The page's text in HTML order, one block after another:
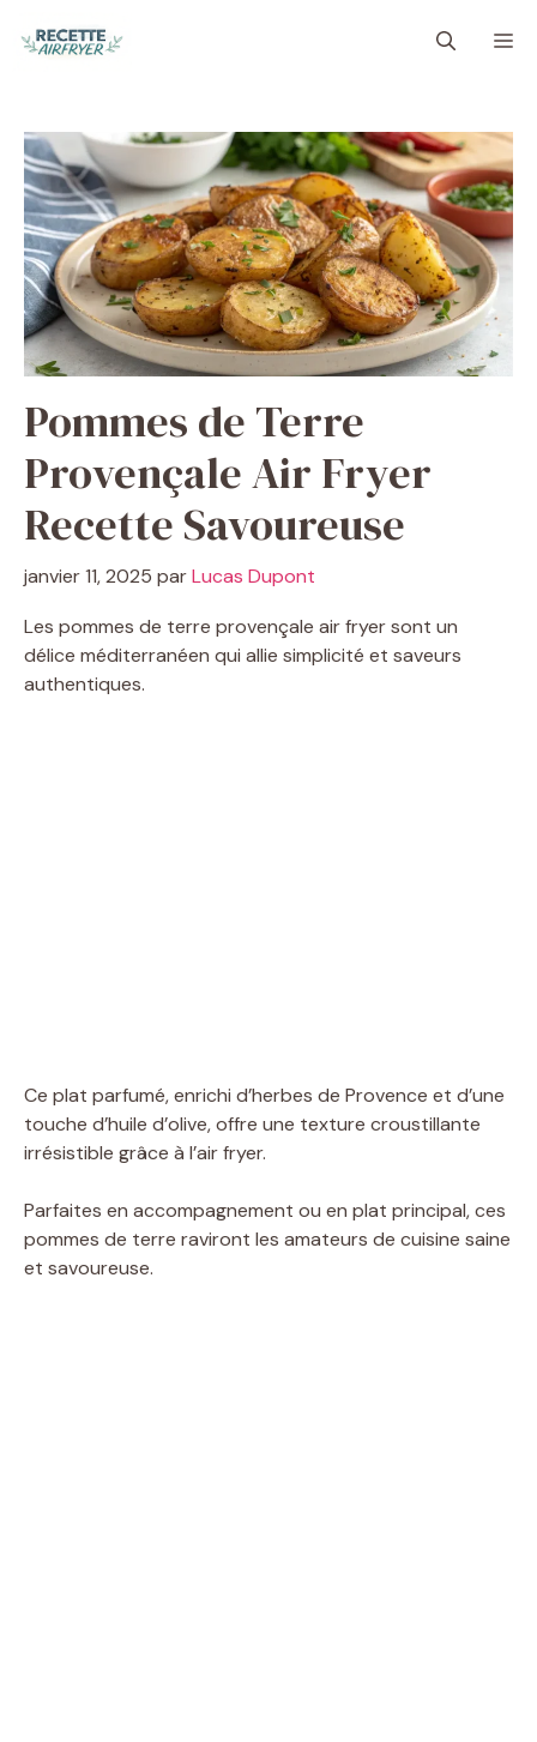
Pommes de Terre
Provençale Air Fryer
Recette Savoureuse
janvier 11, 2025 parLucas Dupont
Les pommes de terre provençale air fryer sont un
délice méditerranéen qui allie simplicité et saveurs
authentiques.
Ce plat parfumé, enrichi d’herbes de Provence et d’une
touche d’huile d’olive, offre une texture croustillante
irrésistible grâce à l’air fryer.
Parfaites en accompagnement ou en plat principal, ces
pommes de terre raviront les amateurs de cuisine saine
et savoureuse.